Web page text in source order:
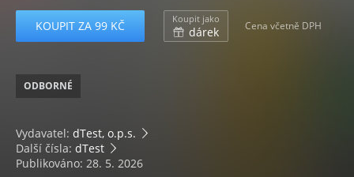
KOUPIT ZA 99 KČ Koupit jako
dárek Cena včetně DPH
ODBORNÉ
Vydavatel: dTest, o.p.s.
Další čísla: dTest
Publikováno: 28. 5. 2026